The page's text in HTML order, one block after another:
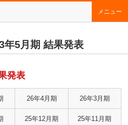
メニュー
年5月期 結果発表
発表
26年4月期 26年3月期
25年12月期 25年11月期